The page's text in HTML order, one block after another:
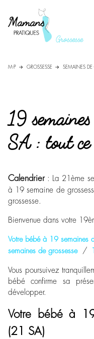
M-P GROSSESSE SEMAINES DE
19
SA : tout
Calendrier : La 21ème
à 19 semaine de
grossesse.
Bienvenue dans votre
Votre bébé à 19 semaines
semaines de grossesse/
Vous poursuivez
bébé confirme sa
développer.
Votre bébé à
(21 SA)